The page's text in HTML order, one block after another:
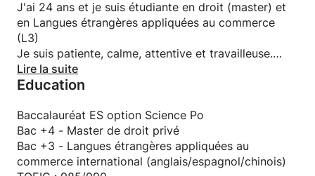
J'ai 24 ans et je suis étudiante en droit (master) et
en Langues étrangères appliquées au commerce
(L3)
Je suis patiente, calme, attentive et travailleuse.
J'ai de l'expérience avec les enfants, que ce soit
pour une simple garde ou pour du soutien scolaire.
difficulté scolaire de tout âge.
Mes matières de prédilections sont : l'histoire, la
géographie, le français, la science politique et le
Lire la suite
Education
Baccalauréat ES option Science Po
Bac +4 - Master de droit privé
Bac +3 - Langues étrangères appliquées au
commerce international (anglais/espagnol/chinois)